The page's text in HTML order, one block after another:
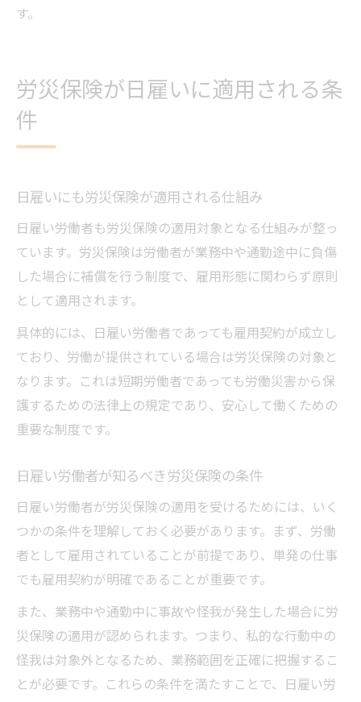
す。
労災保険が日雇いに適用される条
件
日雇いにも労災保険が適用される仕組み
日雇い労働者も労災保険の適用対象となる仕組みが整っ
ています。労災保険は労働者が業務中や通勤途中に負傷
した場合に補償を行う制度で、雇用形態に関わらず原則
として適用されます。
具体的には、日雇い労働者であっても雇用契約が成立し
ており、労働が提供されている場合は労災保険の対象と
なります。これは短期労働者であっても労働災害から保
護するための法律上の規定であり、安心して働くための
重要な制度です。
日雇い労働者が知るべき労災保険の条件
日雇い労働者が労災保険の適用を受けるためには、いく
つかの条件を理解しておく必要があります。まず、労働
者として雇用されていることが前提であり、単発の仕事
でも雇用契約が明確であることが重要です。
また、業務中や通勤中に事故や怪我が発生した場合に労
災保険の適用が認められます。つまり、私的な行動中の
怪我は対象外となるため、業務範囲を正確に把握するこ
とが必要です。これらの条件を満たすことで、日雇い労